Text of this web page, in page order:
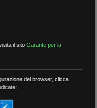
il sitoGarante per la
del browser, clicca